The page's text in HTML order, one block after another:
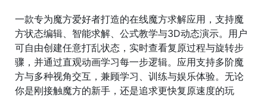
一款专为魔方爱好者打造的在线魔方求解应用，支持魔
方状态编辑、智能求解、公式教学与3D动态演示。用户
可自由创建任意打乱状态，实时查看复原过程与旋转步
骤，并通过直观动画学习每一步逻辑。应用支持多阶魔
方与多种视角交互，兼顾学习、训练与娱乐体验。无论
你是刚接触魔方的新手，还是追求更快复原速度的玩